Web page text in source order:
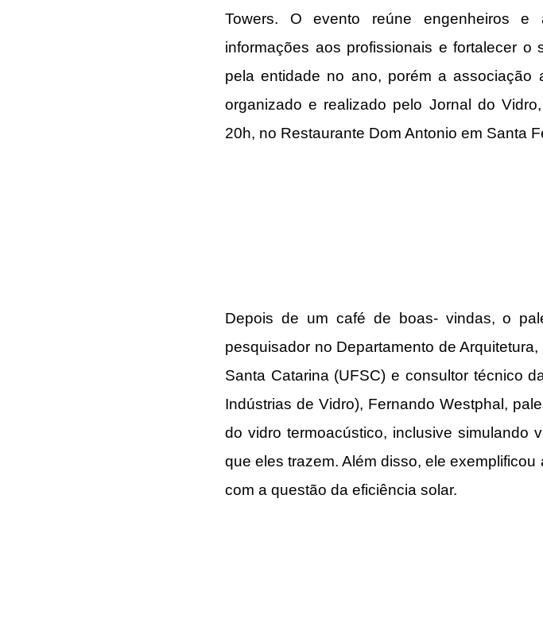
Towers. O evento reúne engenheiros
informações aos profissionais e fortalecer o
pela entidade no ano, porém a associação
organizado e realizado pelo Jornal do
20h, no Restaurante Dom Antonio em Santa
Depois de um café de boas- vindas, o
pesquisador no Departamento de
Santa Catarina (UFSC) e consultor técnico
Indústrias de Vidro), Fernando Westphal,
do vidro termoacústico, inclusive simulando
que eles trazem. Além disso, ele
com a questão da eficiência solar.